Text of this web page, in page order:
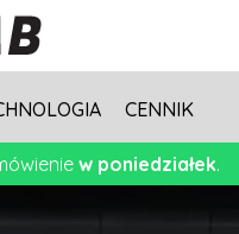
CENNIK
w poniedziałek.